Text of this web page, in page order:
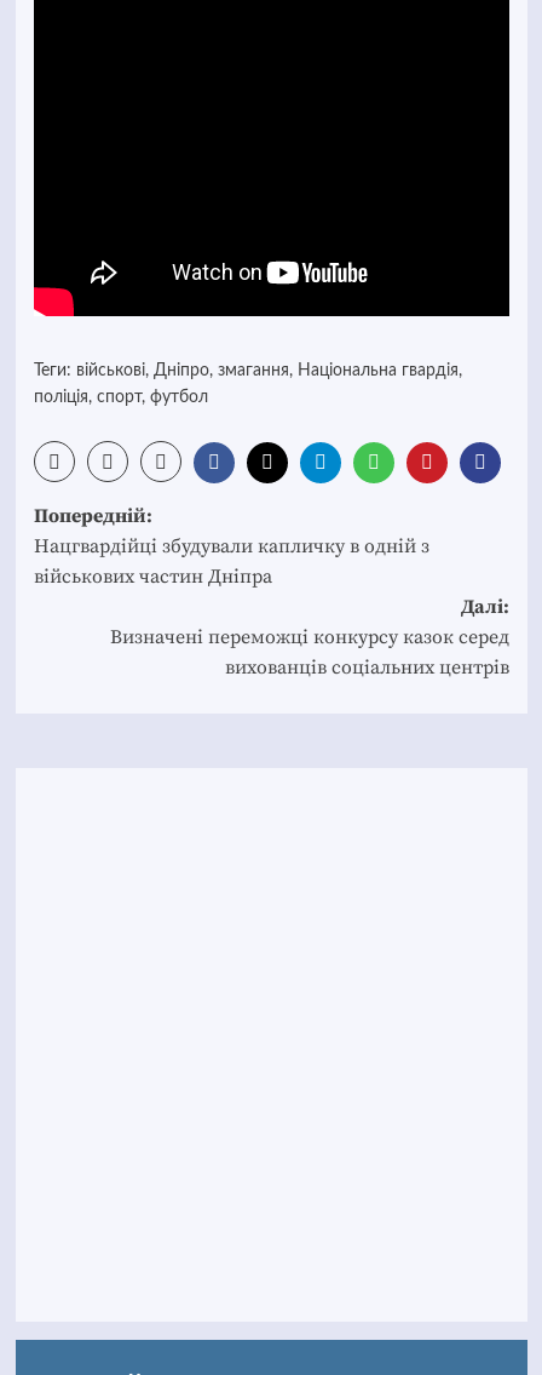
Теги: військові, Дніпро, змагання, Національна гвардія,
поліція, спорт, футбол
Post
navigation
Попередній:
Нацгвардійці збудували капличку в одній з
військових частин Дніпра
Далі:
Визначені переможці конкурсу казок серед
вихованців соціальних центрів